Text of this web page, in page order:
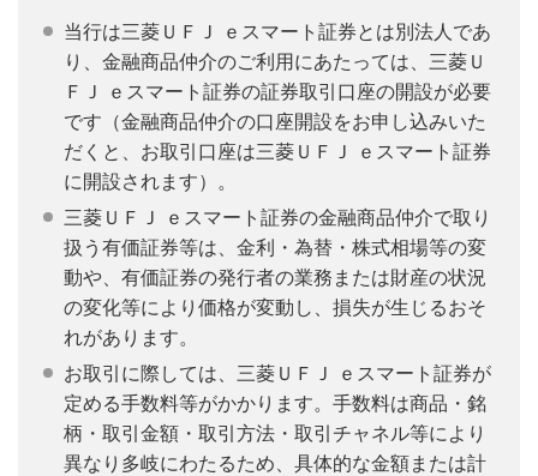
当行は三菱ＵＦＪ ｅスマート証券とは別法人であ
り、金融商品仲介のご利用にあたっては、三菱Ｕ
ＦＪ ｅスマート証券の証券取引口座の開設が必要
です（金融商品仲介の口座開設をお申し込みいた
だくと、お取引口座は三菱ＵＦＪ ｅスマート証券
に開設されます）。
三菱ＵＦＪ ｅスマート証券の金融商品仲介で取り
扱う有価証券等は、金利・為替・株式相場等の変
動や、有価証券の発行者の業務または財産の状況
の変化等により価格が変動し、損失が生じるおそ
れがあります。
お取引に際しては、三菱ＵＦＪ ｅスマート証券が
定める手数料等がかかります。手数料は商品・銘
柄・取引金額・取引方法・取引チャネル等により
異なり多岐にわたるため、具体的な金額または計